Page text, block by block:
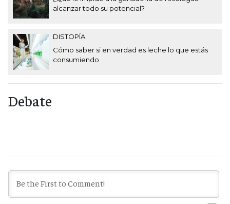
alcanzar todo su potencial?
DISTOPÍA
Cómo saber si en verdad es leche lo que estás
consumiendo
Debate